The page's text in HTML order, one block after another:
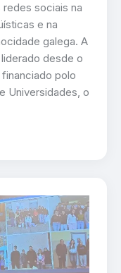
sociais na
e na
galega. A
desde o
polo
Universidades, o